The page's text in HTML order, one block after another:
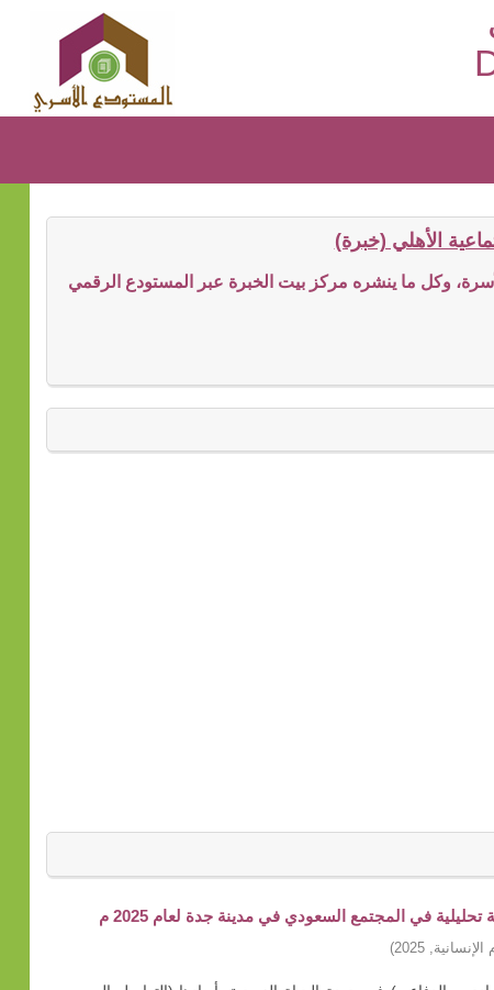
الأهلي (خبرة)
وكل ما ينشره مركز بيت الخبرة عبر المستودع الرقمي
في المجتمع السعودي في مدينة جدة لعام 2025 م
,
2025
)